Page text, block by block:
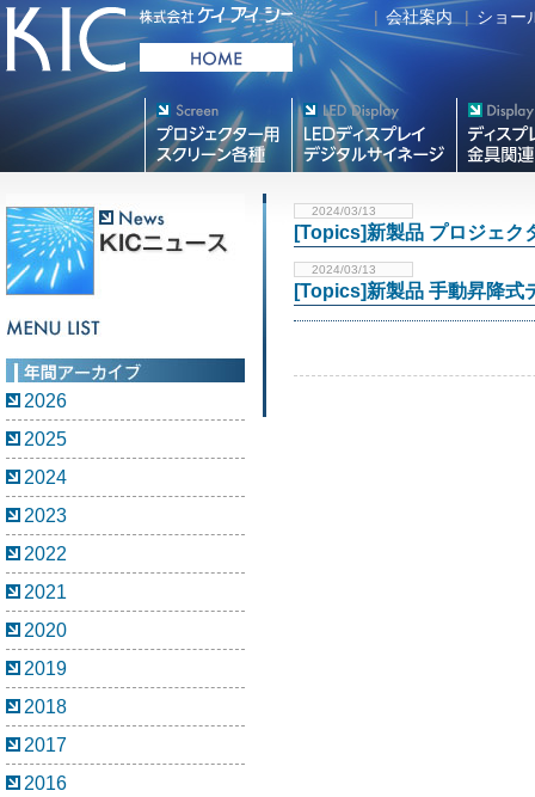
| 会社案内 | ショー
2026
2025
2024
2023
2022
2021
2020
2019
2018
2017
2016
2024/03/13
[Topics]新製品 プロジェク
2024/03/13
[Topics]新製品 手動昇降式